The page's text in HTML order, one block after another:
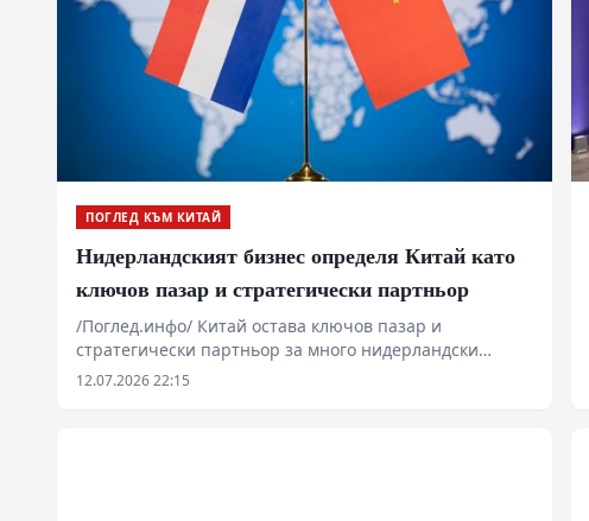
ПОГЛЕД КЪМ КИТАЙ
Нидерландският бизнес определя Китай като
ключов пазар и стратегически партньор
/Поглед.инфо/ Китай остава ключов пазар и
стратегически партньор за много нидерландски
компании благодарение на мащаба на своята
12.07.2026 22:15